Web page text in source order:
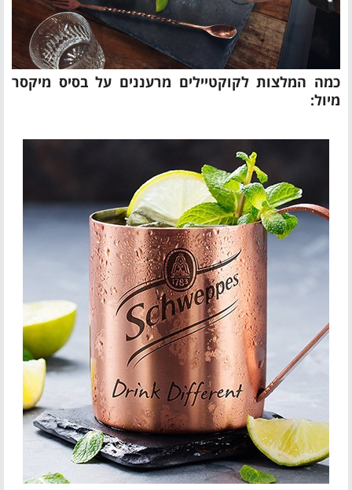
כמה המלצות לקוקטיילים מרעננים על בסיס מיקסר
מיול: